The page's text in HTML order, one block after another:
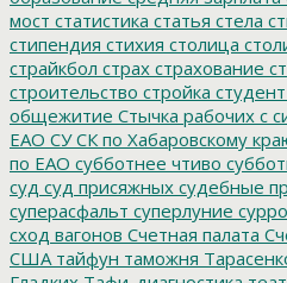
мост статистика статья стела
стипендия стихия столица
страйкбол страх страхование
строительство стройка студент
общежитие Стычка рабочих с
ЕАО СУ СК по Хабаровскому
по ЕАО субботнее чтиво
суд суд присяжных судебные
суперасфальт суперлуние
сход вагонов Счетная палата
США тайфун таможня